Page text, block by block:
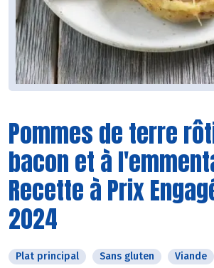
Pommes de terre
bacon et à
Recette à Prix
2024
Plat principal Sans gluten Viande